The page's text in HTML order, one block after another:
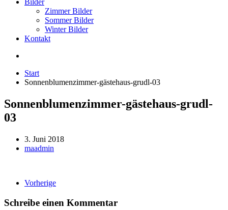
Bilder
Zimmer Bilder
Sommer Bilder
Winter Bilder
Kontakt
Start
Sonnenblumenzimmer-gästehaus-grudl-03
Sonnenblumenzimmer-gästehaus-grudl-
03
3. Juni 2018
maadmin
Vorherige
Schreibe einen Kommentar